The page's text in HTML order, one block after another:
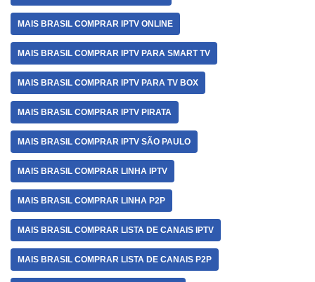
MAIS BRASIL COMPRAR IPTV ONLINE
MAIS BRASIL COMPRAR IPTV PARA SMART TV
MAIS BRASIL COMPRAR IPTV PARA TV BOX
MAIS BRASIL COMPRAR IPTV PIRATA
MAIS BRASIL COMPRAR IPTV SÃO PAULO
MAIS BRASIL COMPRAR LINHA IPTV
MAIS BRASIL COMPRAR LINHA P2P
MAIS BRASIL COMPRAR LISTA DE CANAIS IPTV
MAIS BRASIL COMPRAR LISTA DE CANAIS P2P